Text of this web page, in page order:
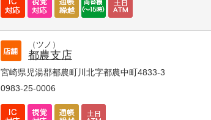
（ツノ）
都農支店
宮崎県児湯郡都農町川北字都農中町4833-3
0983-25-0006